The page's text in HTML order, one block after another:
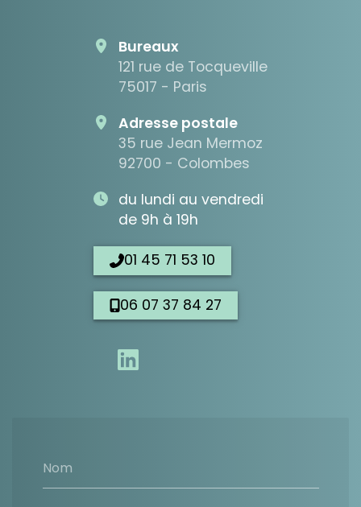
Nom
Bureaux
121 rue de Tocqueville
75017 - Paris
Adresse postale
35 rue Jean Mermoz
92700 - Colombes
du lundi au vendredi
de 9h à 19h
01 45 71 53 10
06 07 37 84 27